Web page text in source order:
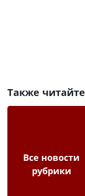
Также читайте
Все новости
рубрики